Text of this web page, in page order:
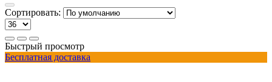
Сортировать:
Быстрый просмотр
Бесплатная доставка